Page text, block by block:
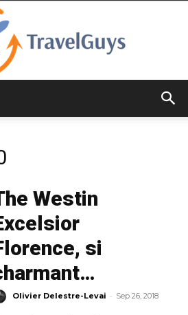
Westin
si
Olivier Delestre-Levai - Sep 26, 2018